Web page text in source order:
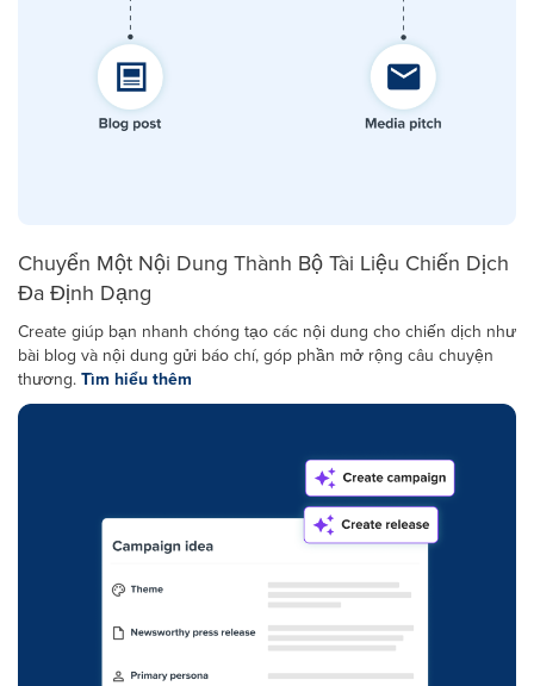
Chuyển Một Nội Dung Thành Bộ Tài Liệu Chiến Dịch
Đa Định Dạng
Create giúp bạn nhanh chóng tạo các nội dung cho chiến dịch như
bài blog và nội dung gửi báo chí, góp phần mở rộng câu chuyện
thương.Tìm hiểu thêm